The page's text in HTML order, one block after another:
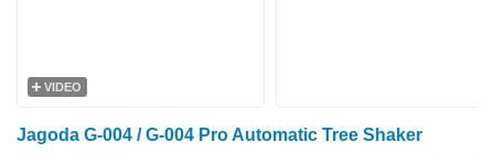
VIDEO
Jagoda G-004 / G-004 Pro Automatic Tree Shaker